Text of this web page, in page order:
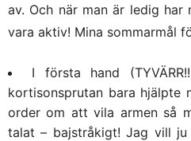
av. Och när man är ledig
vara aktiv! Mina sommarmål
I första hand
kortisonsprutan bara hjälpte
order om att vila armen så
talat – bajstråkigt! Jag vill ju